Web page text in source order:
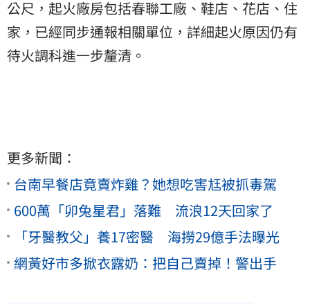
公尺，起火廠房包括春聯工廠、鞋店、花店、住
家，已經同步通報相關單位，詳細起火原因仍有
待火調科進一步釐清。
更多新聞：
台南早餐店竟賣炸雞？她想吃害尪被抓毒駕
600萬「卯兔星君」落難 流浪12天回家了
「牙醫教父」養17密醫 海撈29億手法曝光
網黃好市多掀衣露奶：把自己賣掉！警出手